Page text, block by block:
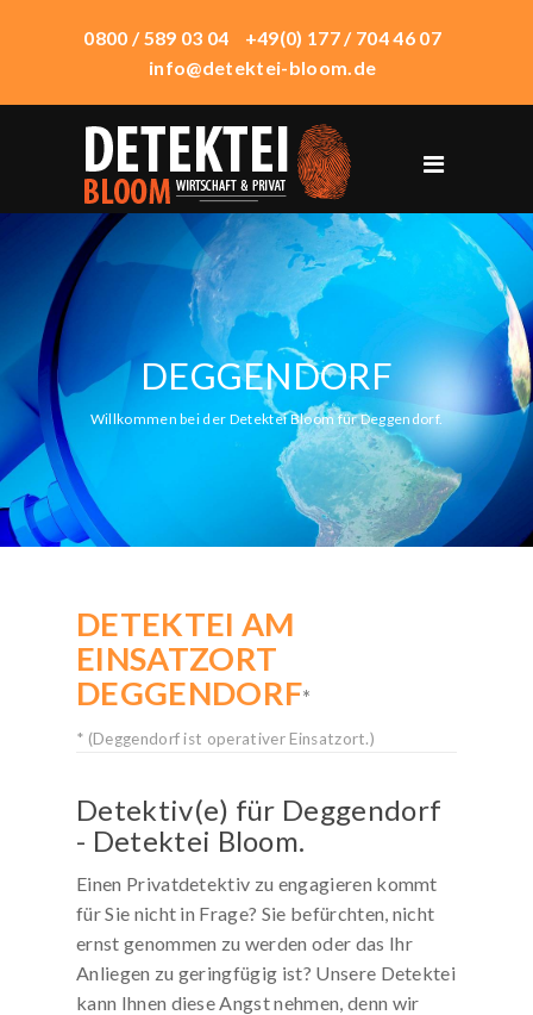
ÜBER UNS
WIRTSCHAFTSDETEKTEI
PRIVATDETEKTEI
TECHNIK
EINSATZORTE
HONORAR
KONTAKT
Rufen Sie kostenfrei an:
0800 / 589 03 04
Deutschlandweit gebührenfrei!
0800 / 589 03 04
+49(0) 177 / 704 46 07
info@detektei-bloom.de
DEGGENDORF
Willkommen bei der Detektei Bloom für Deggendorf.
DETEKTEI AM
EINSATZORT
DEGGENDORF*
* (Deggendorf ist operativer Einsatzort.)
Detektiv(e) für Deggendorf
- Detektei Bloom.
Einen Privatdetektiv zu engagieren kommt
für Sie nicht in Frage? Sie befürchten, nicht
ernst genommen zu werden oder das Ihr
Anliegen zu geringfügig ist? Unsere Detektei
kann Ihnen diese Angst nehmen, denn wir